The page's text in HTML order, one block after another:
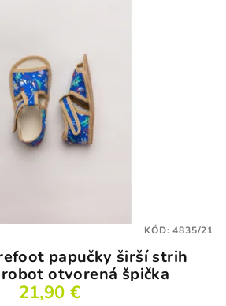
papučky širší strih
otvorená špička
21,90 €
KÓD:4835/21